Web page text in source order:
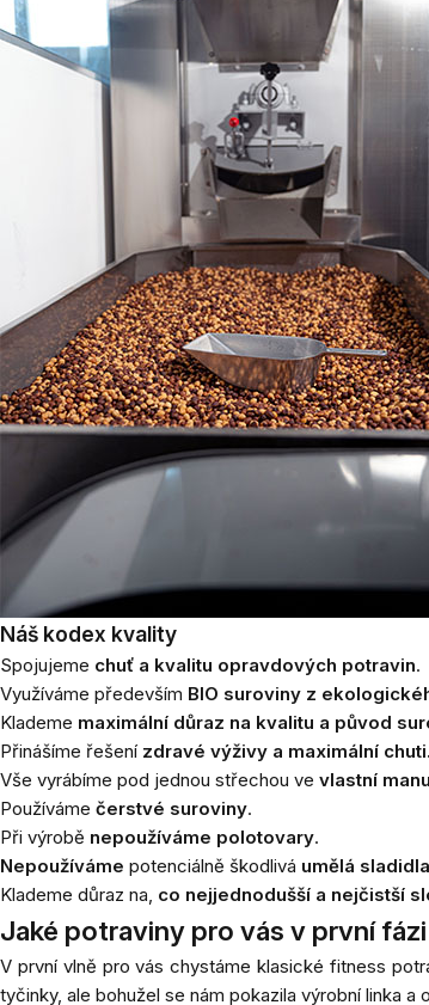
Náš kodex kvality
Spojujeme chuť a kvalitu opravdových potravin.
Využíváme především BIO suroviny z
Klademe maximální důraz na kvalitu a původ
Přinášíme řešení zdravé výživy a maximální chuti.
Vše vyrábíme pod jednou střechou ve vlastní
Používáme čerstvé suroviny.
Při výrobě nepoužíváme polotovary.
Nepoužíváme potenciálně škodlivá umělá
Klademe důraz na, co nejjednodušší a nejčistší
Jaké potraviny pro vás v první
V první vlně pro vás chystáme klasické fitness
tyčinky, ale bohužel se nám pokazila výrobní linka